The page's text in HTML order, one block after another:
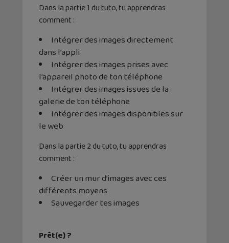
Dans la partie 1 du tuto, tu apprendras
comment :
Intégrer des images directement
dans l’appli
Intégrer des images prises avec
l’appareil photo de ton téléphone
Intégrer des images issues de la
galerie de ton téléphone
Intégrer des images disponibles sur
le web
Dans la partie 2 du tuto, tu apprendras
comment :
Créer un mur d’images avec ces
différents moyens
Sauvegarder tes images
Prêt(e) ?